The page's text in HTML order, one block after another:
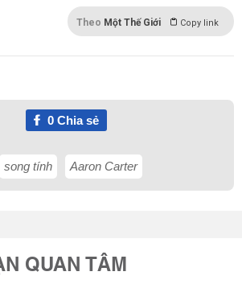
Theo Một Thế Giới Copy link
0Chia sẻ
song tính Aaron Carter
QUAN TÂM